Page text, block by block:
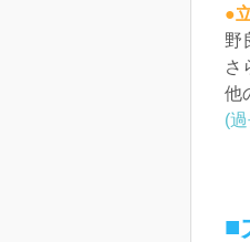
●
野
さ
他
(
■